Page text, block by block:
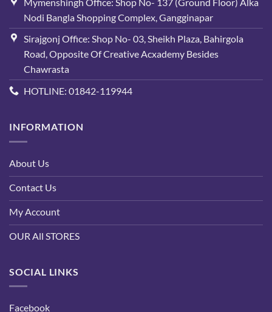
Nodi Bangla Shopping Complex, Gangginapar
Sirajgonj Office: Shop No- 03, Sheikh Plaza, Bahirgola
Road, Opposite Of Creative Acxademy Besides
Chawrasta
HOTLINE: 01842-119944
INFORMATION
About Us
Contact Us
My Account
OUR All STORES
SOCIAL LINKS
Facebook